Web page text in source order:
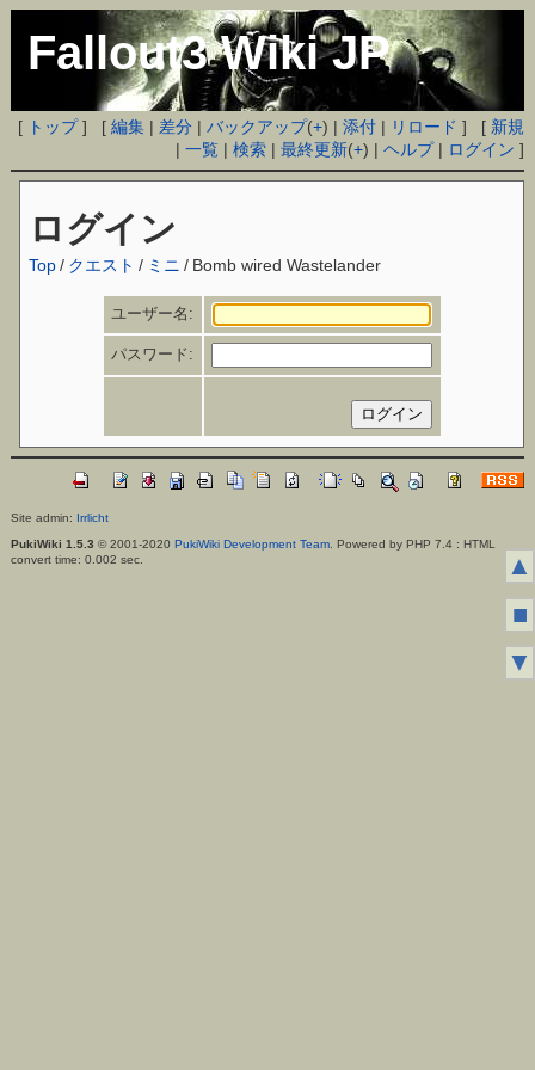
Fallout3 Wiki JP
[ トップ] [編集 | 差分 |バックアップ(+) |添付 | リロード ] [ 新規
|一覧 |検索 |最終更新(+) |ヘルプ| ログイン ]
ログイン
Top / クエスト / ミニ / Bomb wired Wastelander
ユーザー名:
パスワード:
Site admin: Irrlicht
PukiWiki 1.5.3 © 2001-2020 PukiWiki Development Team. Powered by PHP 7.4 : HTML
convert time: 0.002 sec.
▲
■
▼